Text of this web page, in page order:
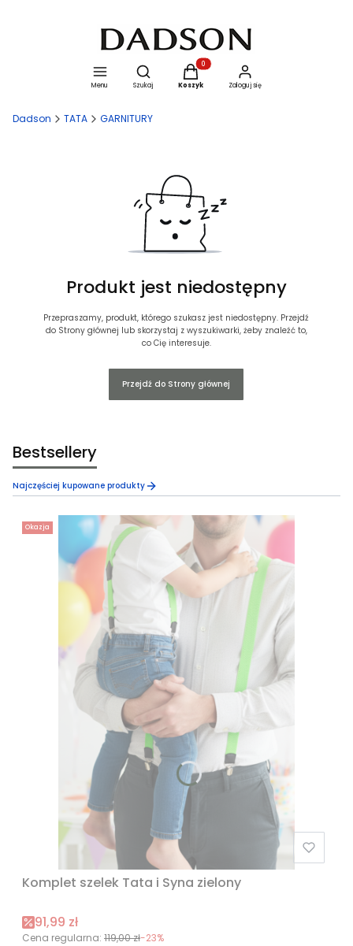
Menu
Otwórz wyszukiwarkę
Szukaj
Produkty w koszyku: 0. Zobacz
Koszyk Zaloguj się
Dadson TATA GARNITURY
Produkt jest niedostępny
Przepraszamy, produkt, którego szukasz jest niedostępny. Przejdź
do Strony głównej lub skorzystaj z wyszukiwarki, żeby znaleźć to,
co Cię interesuje.
Przejdź do Strony głównej
Bestsellery
Najczęściej kupowane produkty
Okazja
Komplet szelek Tata i Syna zielony
Cena promocyjna
91,99 zł
Cena regularna: 119,00 zł-23%